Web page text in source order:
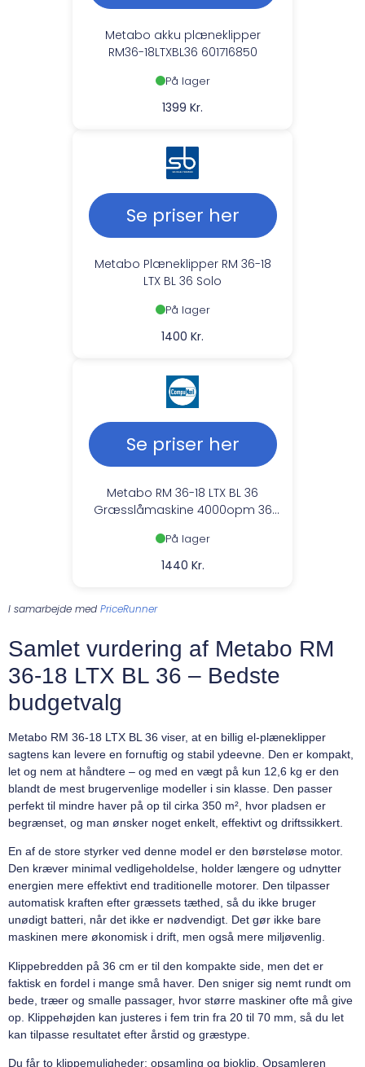
Metabo akku plæneklipper
RM36-18LTXBL36 601716850
På lager
1399 Kr.
Se priser her
Metabo Plæneklipper RM 36-18
LTX BL 36 Solo
På lager
1400 Kr.
Se priser her
Metabo RM 36-18 LTX BL 36
Græsslåmaskine 4000opm 36
levering hos dig 08-08-2026
På lager
1440 Kr.
I samarbejde med PriceRunner
Samlet vurdering af Metabo RM
36-18 LTX BL 36 – Bedste
budgetvalg
Metabo RM 36-18 LTX BL 36 viser, at en billig el-plæneklipper
sagtens kan levere en fornuftig og stabil ydeevne. Den er kompakt,
let og nem at håndtere – og med en vægt på kun 12,6 kg er den
blandt de mest brugervenlige modeller i sin klasse. Den passer
perfekt til mindre haver på op til cirka 350 m², hvor pladsen er
begrænset, og man ønsker noget enkelt, effektivt og driftssikkert.
En af de store styrker ved denne model er den børsteløse motor.
Den kræver minimal vedligeholdelse, holder længere og udnytter
energien mere effektivt end traditionelle motorer. Den tilpasser
automatisk kraften efter græssets tæthed, så du ikke bruger
unødigt batteri, når det ikke er nødvendigt. Det gør ikke bare
maskinen mere økonomisk i drift, men også mere miljøvenlig.
Klippebredden på 36 cm er til den kompakte side, men det er
faktisk en fordel i mange små haver. Den sniger sig nemt rundt om
bede, træer og smalle passager, hvor større maskiner ofte må give
op. Klippehøjden kan justeres i fem trin fra 20 til 70 mm, så du let
kan tilpasse resultatet efter årstid og græstype.
Du får to klippemuligheder: opsamling og bioklip. Opsamleren